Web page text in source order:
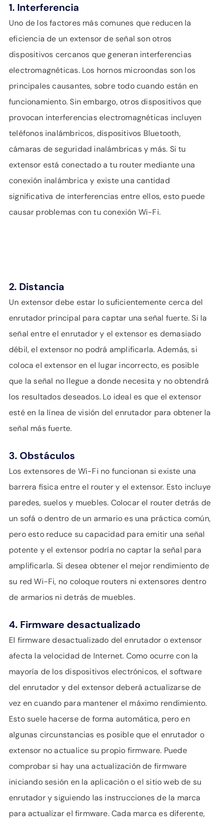
1. Interferencia
Uno de los factores más comunes que reducen la
eficiencia de un extensor de señal son otros
dispositivos cercanos que generan interferencias
electromagnéticas. Los hornos microondas son los
principales causantes, sobre todo cuando están en
funcionamiento. Sin embargo, otros dispositivos que
provocan interferencias electromagnéticas incluyen
teléfonos inalámbricos, dispositivos Bluetooth,
cámaras de seguridad inalámbricas y más. Si tu
extensor está conectado a tu router mediante una
conexión inalámbrica y existe una cantidad
significativa de interferencias entre ellos, esto puede
causar problemas con tu conexión Wi-Fi.
2. Distancia
Un extensor debe estar lo suficientemente cerca del
enrutador principal para captar una señal fuerte. Si la
señal entre el enrutador y el extensor es demasiado
débil, el extensor no podrá amplificarla. Además, si
coloca el extensor en el lugar incorrecto, es posible
que la señal no llegue a donde necesita y no obtendrá
los resultados deseados. Lo ideal es que el extensor
esté en la línea de visión del enrutador para obtener la
señal más fuerte.
3. Obstáculos
Los extensores de Wi-Fi no funcionan si existe una
barrera física entre el router y el extensor. Esto incluye
paredes, suelos y muebles. Colocar el router detrás de
un sofá o dentro de un armario es una práctica común,
pero esto reduce su capacidad para emitir una señal
potente y el extensor podría no captar la señal para
amplificarla. Si desea obtener el mejor rendimiento de
su red Wi-Fi, no coloque routers ni extensores dentro
de armarios ni detrás de muebles.
4. Firmware desactualizado
El firmware desactualizado del enrutador o extensor
afecta la velocidad de Internet. Como ocurre con la
mayoría de los dispositivos electrónicos, el software
del enrutador y del extensor deberá actualizarse de
vez en cuando para mantener el máximo rendimiento.
Esto suele hacerse de forma automática, pero en
algunas circunstancias es posible que el enrutador o
extensor no actualice su propio firmware. Puede
comprobar si hay una actualización de firmware
iniciando sesión en la aplicación o el sitio web de su
enrutador y siguiendo las instrucciones de la marca
para actualizar el firmware. Cada marca es diferente,